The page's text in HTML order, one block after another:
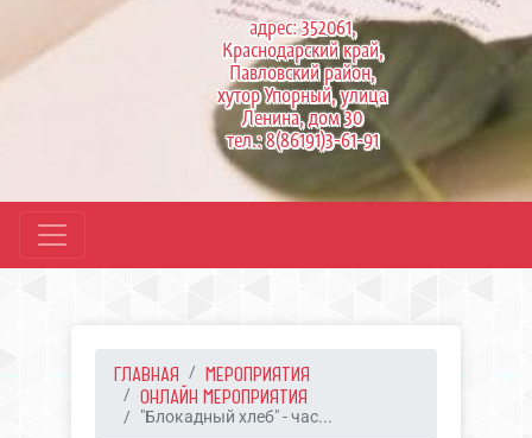
адрес: 352061,
Краснодарский край,
Павловский район,
хутор Упорный, улица
Ленина, дом 30
тел.: 8(86191)3-61-91
ГЛАВНАЯ
МЕРОПРИЯТИЯ
ОНЛАЙН МЕРОПРИЯТИЯ
"Блокадный хлеб" - час...